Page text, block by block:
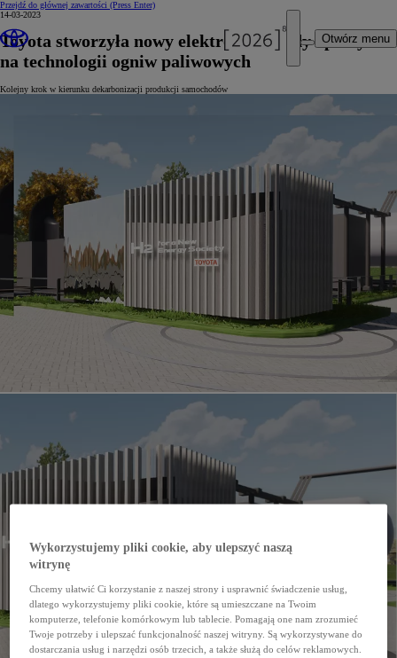
Przejdź do głównej zawartości (Press Enter)
Otwórz menu
14-03-2023
Toyota stworzyła nowy elektrolizer wody oparty
na technologii ogniw paliwowych
Kolejny krok w kierunku dekarbonizacji produkcji samochodów
Wykorzystujemy pliki cookie, aby ulepszyć naszą
witrynę
Chcemy ułatwić Ci korzystanie z naszej strony i usprawnić świadczenie usług,
dlatego wykorzystujemy pliki cookie, które są umieszczane na Twoim
komputerze, telefonie komórkowym lub tablecie. Pomagają one nam zrozumieć
Twoje potrzeby i ulepszać funkcjonalność naszej witryny. Są wykorzystywane do
dostarczania usług i narzędzi osób trzecich, a także służą do celów reklamowych.